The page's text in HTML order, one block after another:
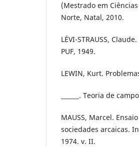
(Mestrado em
Norte, Natal, 2010.
LÉVI-STRAUSS,
PUF, 1949.
LEWIN, Kurt.
______. Teoria de
MAUSS, Marcel.
sociedades arcaicas.
1974. v. II.